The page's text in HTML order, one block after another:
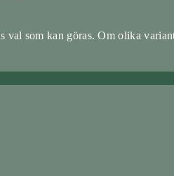
val som kan göras. Om olika